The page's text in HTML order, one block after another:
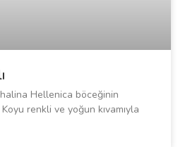
Hellenica böceğinin
renkli ve yoğun kıvamıyla